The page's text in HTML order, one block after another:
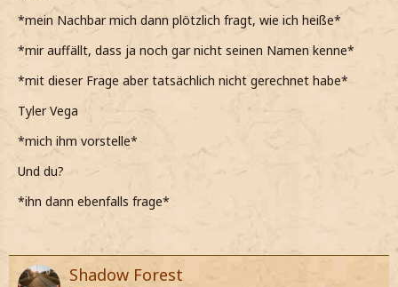
*mein Nachbar mich dann plötzlich fragt, wie ich heiße*
*mir auffällt, dass ja noch gar nicht seinen Namen kenne*
*mit dieser Frage aber tatsächlich nicht gerechnet habe*
Tyler Vega
*mich ihm vorstelle*
Und du?
*ihn dann ebenfalls frage*
Shadow Forest